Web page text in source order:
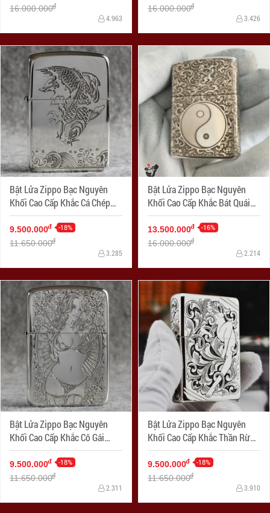
16.000.000đ
4.963
16.000.000đ
3.426
Bật Lửa Zippo Bạc Nguyên
Khối Cao Cấp Khắc Cá Chép
Hóa Rồng Bản 1941
9.500.000đ -18%
11.650.000đ
3.285
Bật Lửa Zippo Bạc Nguyên
Khối Cao Cấp Khắc Bát Quái
Âm Dương Armor
13.500.000đ -16%
16.000.000đ
2.214
Bật Lửa Zippo Bạc Nguyên
Khối Cao Cấp Khắc Cô Gái
Sexy Và Đâu Lâu Phiên Bản
1941
9.500.000đ -18%
11.650.000đ
2.311
Bật Lửa Zippo Bạc Nguyên
Khối Cao Cấp Khắc Thần Rừng
Bản Chém Góc
9.500.000đ -18%
11.650.000đ
3.910